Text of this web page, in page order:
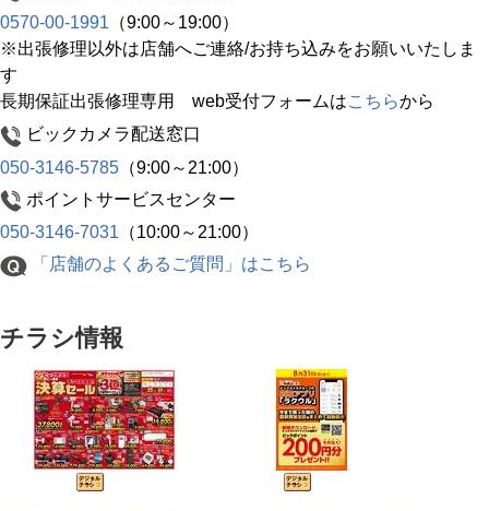
0570-00-1991 （9:00～19:00）
※出張修理以外は店舗へご連絡/お持ち込みをお願いいたしま
す
長期保証出張修理専用 web受付フォームはこちらから
ビックカメラ配送窓口
050-3146-5785 （9:00～21:00）
ポイントサービスセンター
050-3146-7031 （10:00～21:00）
「店舗のよくあるご質問」はこちら
チラシ情報